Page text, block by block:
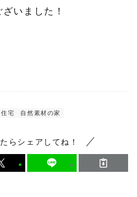
いました！
宅 自然素材の家
らシェアしてね！